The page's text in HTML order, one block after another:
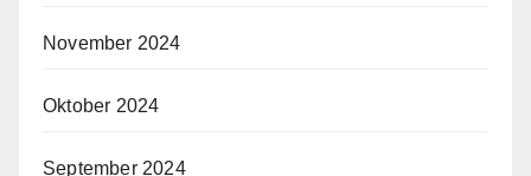
November 2024
Oktober 2024
September 2024